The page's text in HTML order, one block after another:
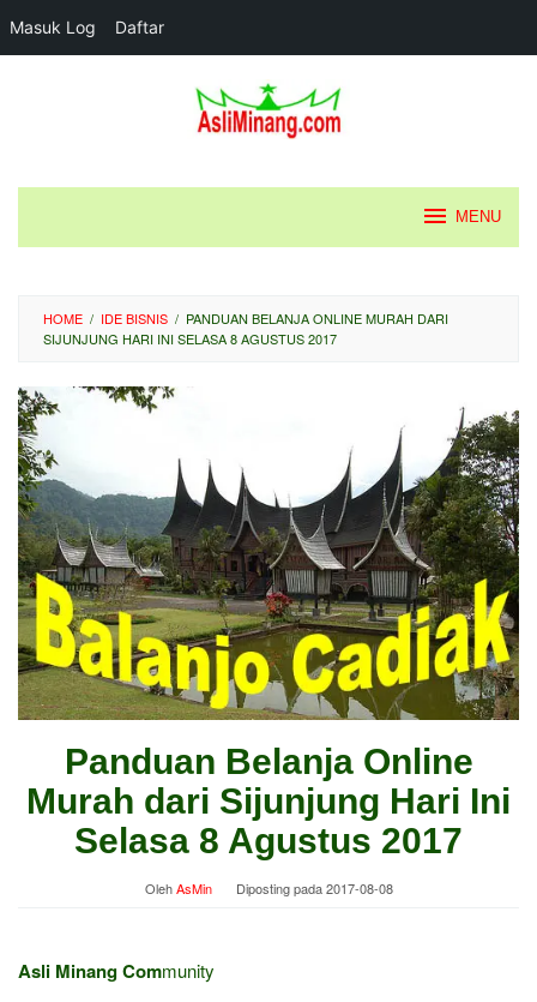
Masuk Log Daftar
MENU
HOME / IDE BISNIS / PANDUAN BELANJA ONLINE MURAH DARI
SIJUNJUNG HARI INI SELASA 8 AGUSTUS 2017
Panduan Belanja Online
Murah dari Sijunjung Hari Ini
Selasa 8 Agustus 2017
OlehAsMin Diposting pada2017-08-08
Asli Minang Community